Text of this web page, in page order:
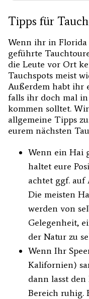
Tipps für
Wenn ihr in
geführte
die Leute vor Ort
Tauchspots meist
Außerdem habt ihr
falls ihr doch mal
kommen solltet.
allgemeine Tipps
eurem nächsten
Wenn ein Hai
haltet eure
achtet ggf. auf
Die meisten
werden von
Gelegenheit,
der Natur zu
Wenn Ihr
Kalifornien)
dann lasst
Bereich ruhig.